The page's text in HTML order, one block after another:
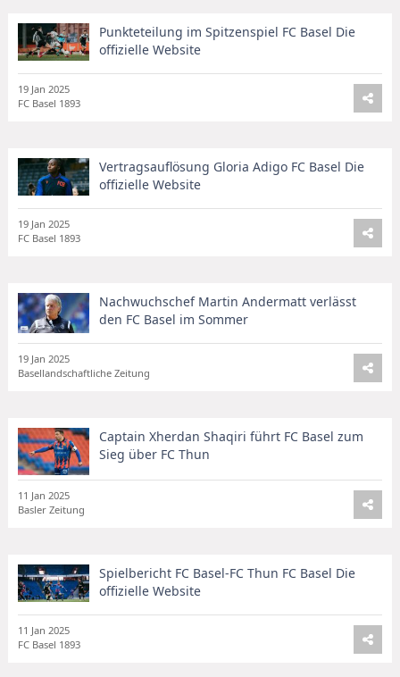
Punkteteilung im Spitzenspiel FC Basel Die
offizielle Website
19 Jan 2025
FC Basel 1893
Vertragsauflösung Gloria Adigo FC Basel Die
offizielle Website
19 Jan 2025
FC Basel 1893
Nachwuchschef Martin Andermatt verlässt
den FC Basel im Sommer
19 Jan 2025
Basellandschaftliche Zeitung
Captain Xherdan Shaqiri führt FC Basel zum
Sieg über FC Thun
11 Jan 2025
Basler Zeitung
Spielbericht FC Basel-FC Thun FC Basel Die
offizielle Website
11 Jan 2025
FC Basel 1893